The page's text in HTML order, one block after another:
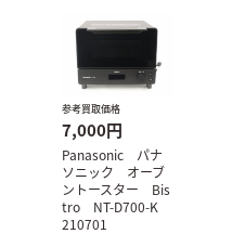
参考買取価格
7,000円
Panasonic パナ
ソニック オーブ
ントースター Bis
tro NT-D700-K
210701